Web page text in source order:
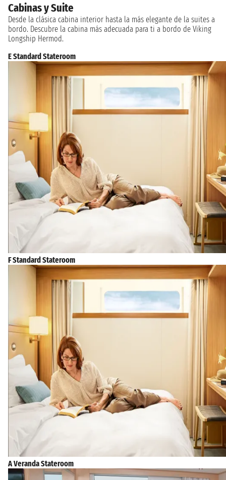
Cabinas y Suite
Desde la clásica cabina interior hasta la más elegante de la suites a
bordo. Descubre la cabina más adecuada para ti a bordo de Viking
Longship Hermod.
E Standard Stateroom
F Standard Stateroom
A Veranda Stateroom